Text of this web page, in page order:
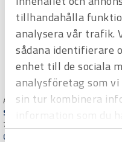
tillhandahålla
analysera vår trafik.
sådana identifierare
enhet till de sociala
analysföretag som vi
sin tur kombinera
har samlat in när du
Art.nr 2603220
Snickarhammare Bahco
730 g